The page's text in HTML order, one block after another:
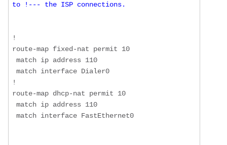
to !--- the ISP connections.
!
route-map fixed-nat permit 10
!
route-map dhcp-nat permit 10